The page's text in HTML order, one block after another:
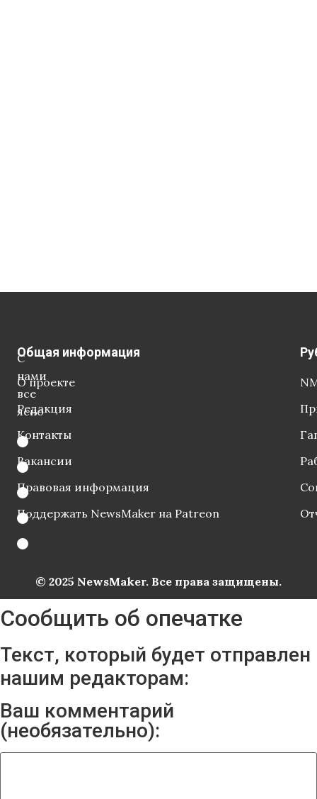
С
нами
все
ясно
Общая информация
О проекте
Редакция
Контакты
Вакансии
Правовая информация
Поддержать NewsMaker на Patreon
© 2025 NewsMaker. Все права защищены.
Сообщить об опечатке
Текст, который будет отправлен
нашим редакторам:
Ваш комментарий
(необязательно):